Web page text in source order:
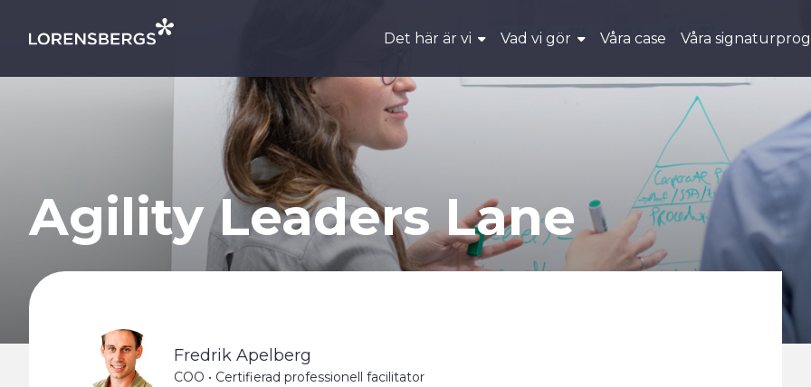
Main Navigation Det här är vi Vad vi gör Våra case Våra
Agility Leaders Lane
Fredrik Apelberg
COO • Certifierad professionell facilitator